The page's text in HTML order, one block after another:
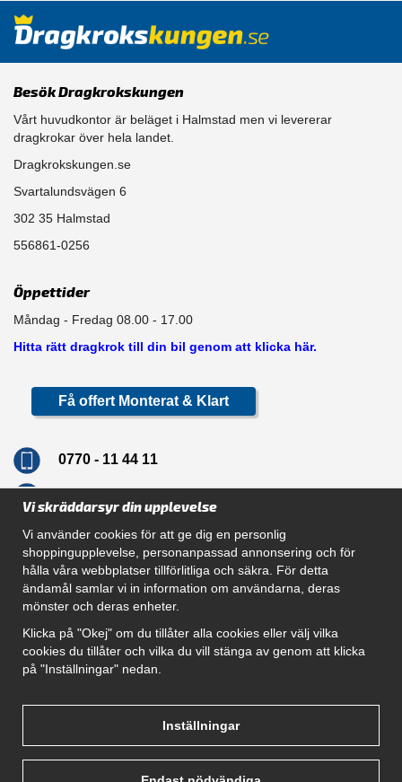
Besök Dragkrokskungen
Vårt huvudkontor är beläget i Halmstad men vi levererar
dragkrokar över hela landet.
Dragkrokskungen.se
Svartalundsvägen 6
302 35 Halmstad
556861-0256
Öppettider
Måndag - Fredag 08.00 - 17.00
Hitta rätt dragkrok till din bil genom att klicka här.
Få offert Monterat & Klart
0770 - 11 44 11
Navigation
Hur beställer jag
Gör Det Själv Paket
Montera dragkrok
SUPPORT
Villkor
Vi skräddarsyr din upplevelse
Vi använder cookies för att ge dig en personlig
shoppingupplevelse, personanpassad annonsering och för
hålla våra webbplatser tillförlitliga och säkra. För detta
ändamål samlar vi in information om användarna, deras
mönster och deras enheter.
Klicka på "Okej" om du tillåter alla cookies eller välj vilka
cookies du tillåter och vilka du vill stänga av genom att klicka
på "Inställningar" nedan.
Inställningar